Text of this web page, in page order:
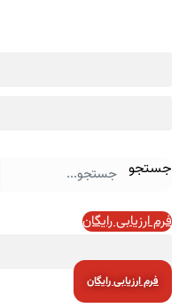
جستجو
فرم ارزیابی رایگان
فرم ارزیابی رایگان